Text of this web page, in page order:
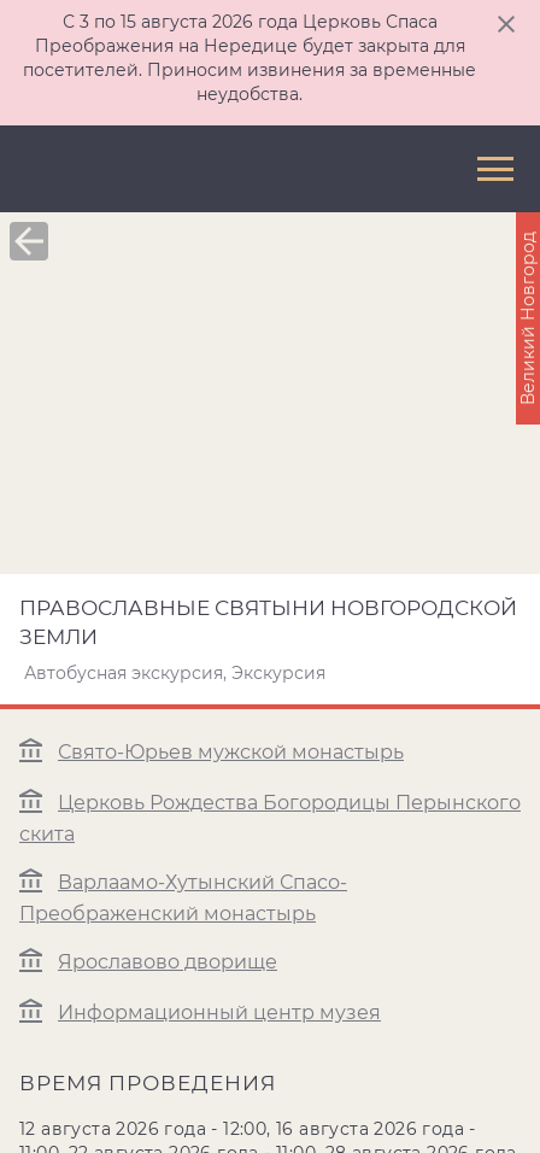
С 3 по 15 августа 2026 года Церковь Спаса
Преображения на Нередице будет закрыта для
посетителей. Приносим извинения за временные
неудобства.
ПРАВОСЛАВНЫЕ СВЯТЫНИ НОВГОРОДСКОЙ
ЗЕМЛИ
Автобусная экскурсия, Экскурсия
Свято-Юрьев мужской монастырь
Церковь Рождества Богородицы Перынского
скита
Варлаамо-Хутынский Спасо-
Преображенский монастырь
Ярославово дворище
Информационный центр музея
ВРЕМЯ ПРОВЕДЕНИЯ
12 августа 2026 года - 12:00, 16 августа 2026 года -
Великий Новгород